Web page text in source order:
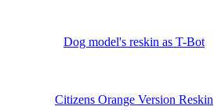
Dog model's reskin as T-Bot
Citizens Orange Version Reskin